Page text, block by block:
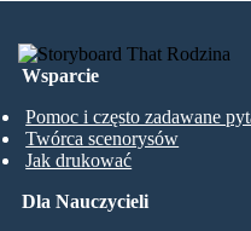
Wsparcie
Pomoc i często zadawane
Twórca scenorysów
Jak drukować
Dla Nauczycieli